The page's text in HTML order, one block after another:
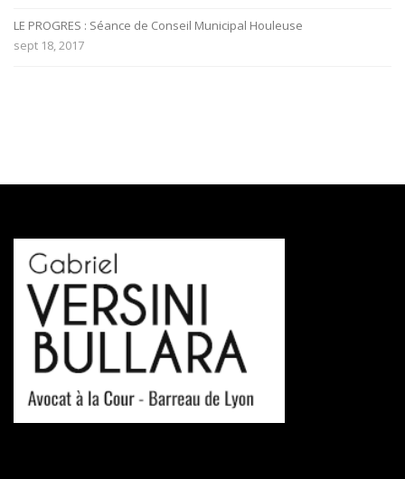
LE PROGRES : Séance de Conseil Municipal Houleuse
sept 18, 2017